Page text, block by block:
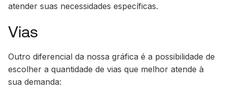
atender suas necessidades específicas.
Vias
Outro diferencial da nossa gráfica é a possibilidade de
escolher a quantidade de vias que melhor atende à
sua demanda: